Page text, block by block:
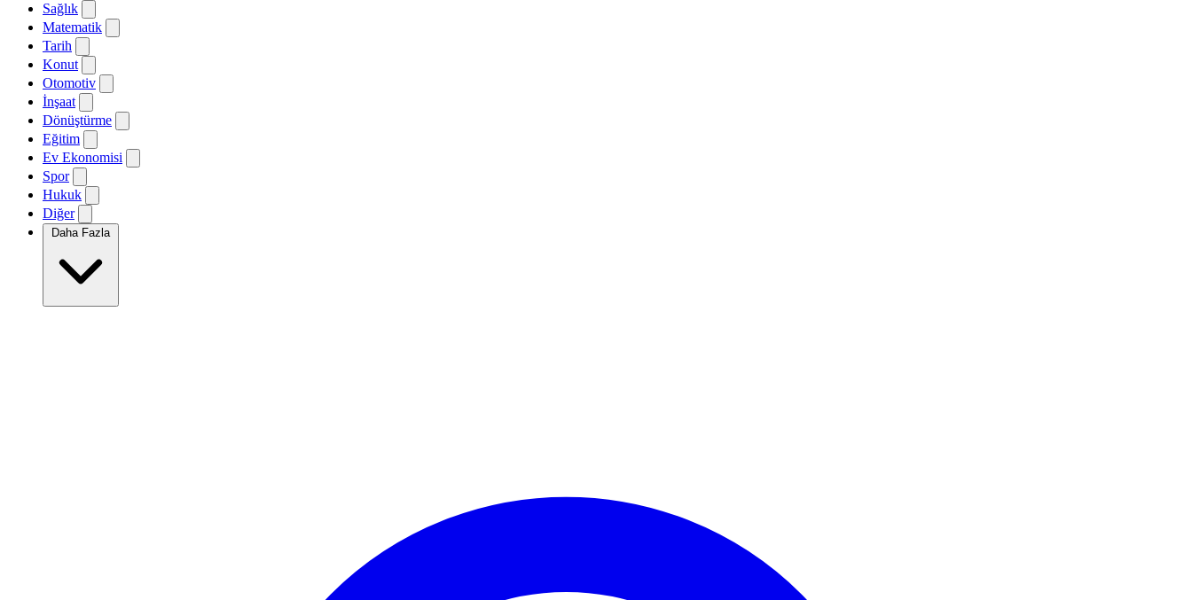
Sağlık
Matematik
Tarih
Konut
Otomotiv
İnşaat
Dönüştürme
Eğitim
Ev Ekonomisi
Spor
Hukuk
Diğer
Daha Fazla